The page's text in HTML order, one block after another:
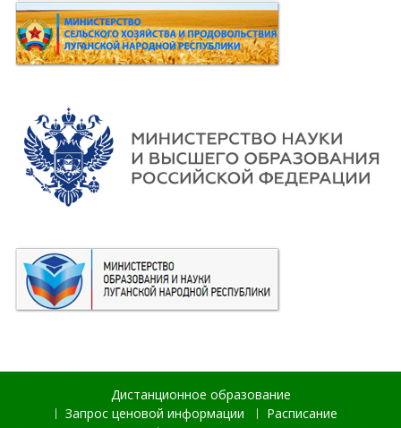
Дистанционное образование
Запрос ценовой информации
Расписание